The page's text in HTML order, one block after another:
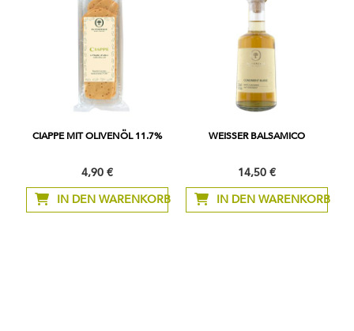
CIAPPE MIT OLIVENÖL 11.7%
4,90 €
IN DEN WARENKORB
WEISSER BALSAMICO
14,50 €
IN DEN WARENKORB